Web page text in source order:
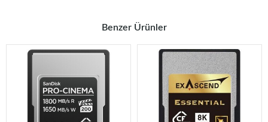
Benzer Ürünler